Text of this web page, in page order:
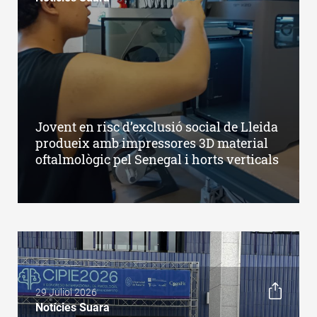
Jovent en risc d’exclusió social de Lleida
produeix amb impressores 3D material
oftalmològic pel Senegal i horts verticals
29 Juliol 2026
Notícies Suara